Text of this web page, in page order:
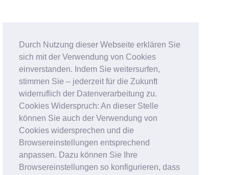
Durch Nutzung dieser Webseite erklären Sie
sich mit der Verwendung von Cookies
einverstanden. Indem Sie weitersurfen,
stimmen Sie – jederzeit für die Zukunft
widerruflich der Datenverarbeitung zu.
Cookies Widerspruch: An dieser Stelle
können Sie auch der Verwendung von
Cookies widersprechen und die
Browsereinstellungen entsprechend
anpassen. Dazu können Sie Ihre
Browsereinstellungen so konfigurieren, dass